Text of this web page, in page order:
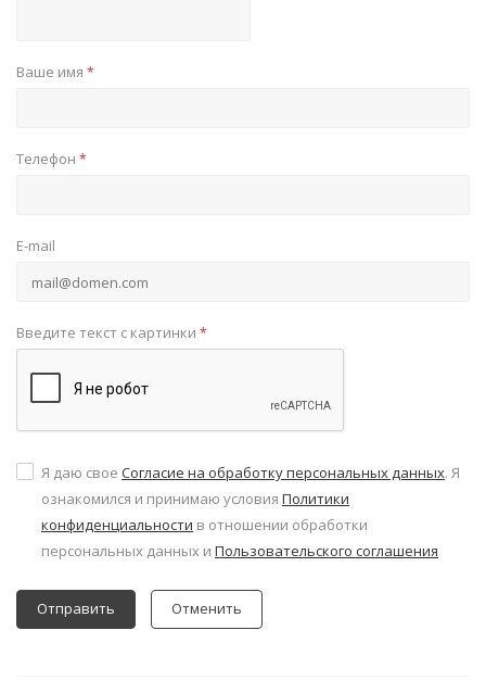
Ваше имя *
Телефон *
E-mail
Введите текст с картинки *
Я даю свое Согласие на обработку персональных данных. Я
ознакомился и принимаю условия Политики
конфиденциальности в отношении обработки
персональных данных и Пользовательского соглашения
Отменить